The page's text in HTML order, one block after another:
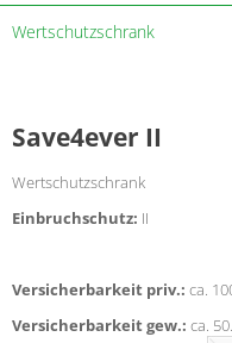
Wertschutzschrank
Save4ever II
Wertschutzschrank
Einbruchschutz: II
Versicherbarkeit priv.: ca.
Versicherbarkeit gew.: ca.